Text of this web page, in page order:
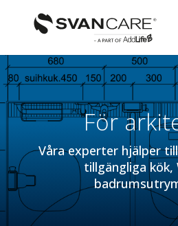
För
Våra experter hjälper
tillgängliga kök,